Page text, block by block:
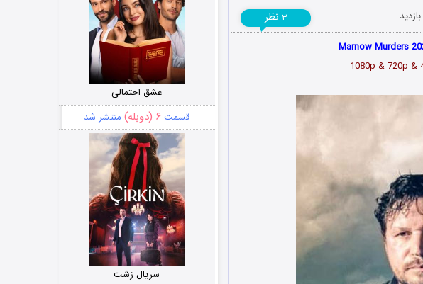
۳ نظر
عشق احتمالی
قسمت ۶ (دوبله) منتشر شد
سریال زشت